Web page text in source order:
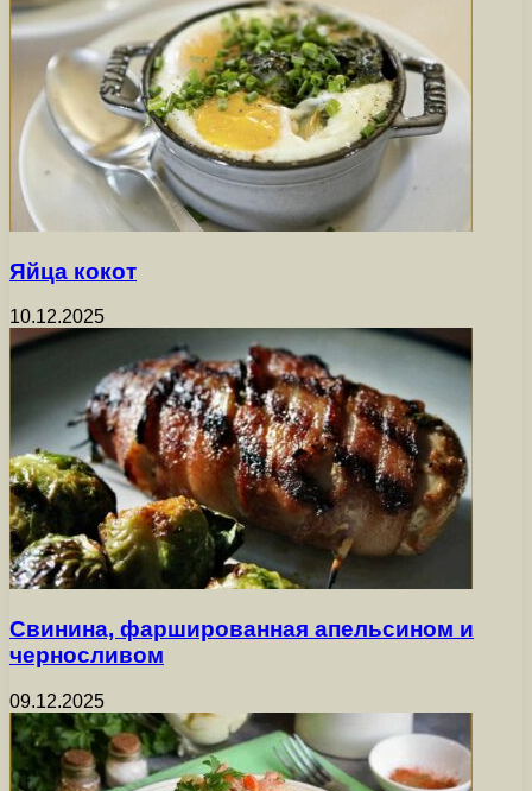
Яйца кокот
10.12.2025
Свинина, фаршированная апельсином и
черносливом
09.12.2025